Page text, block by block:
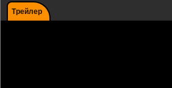
Трейлер